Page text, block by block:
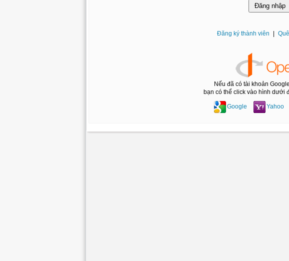
Đăng ký thành viên
Nếu đã có tài khoản
bạn có thể click vào hình dưới
Google Yahoo